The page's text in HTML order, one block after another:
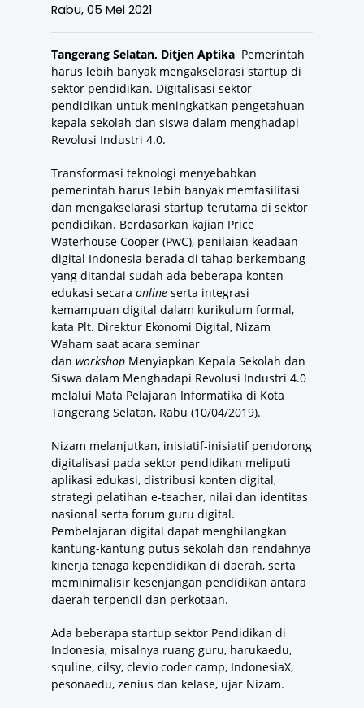
Rabu, 05 Mei 2021
Tangerang Selatan, Ditjen Aptika Pemerintah
harus lebih banyak mengakselarasi startup di
sektor pendidikan. Digitalisasi sektor
pendidikan untuk meningkatkan pengetahuan
kepala sekolah dan siswa dalam menghadapi
Revolusi Industri 4.0.
Transformasi teknologi menyebabkan
pemerintah harus lebih banyak memfasilitasi
dan mengakselarasi startup terutama di sektor
pendidikan. Berdasarkan kajian Price
Waterhouse Cooper (PwC), penilaian keadaan
digital Indonesia berada di tahap berkembang
yang ditandai sudah ada beberapa konten
edukasi secara online serta integrasi
kemampuan digital dalam kurikulum formal,
kata Plt. Direktur Ekonomi Digital, Nizam
Waham saat acara seminar
dan workshop Menyiapkan Kepala Sekolah dan
Siswa dalam Menghadapi Revolusi Industri 4.0
melalui Mata Pelajaran Informatika di Kota
Tangerang Selatan, Rabu (10/04/2019).
Nizam melanjutkan, inisiatif-inisiatif pendorong
digitalisasi pada sektor pendidikan meliputi
aplikasi edukasi, distribusi konten digital,
strategi pelatihan e-teacher, nilai dan identitas
nasional serta forum guru digital.
Pembelajaran digital dapat menghilangkan
kantung-kantung putus sekolah dan rendahnya
kinerja tenaga kependidikan di daerah, serta
meminimalisir kesenjangan pendidikan antara
daerah terpencil dan perkotaan.
Ada beberapa startup sektor Pendidikan di
Indonesia, misalnya ruang guru, harukaedu,
squline, cilsy, clevio coder camp, IndonesiaX,
pesonaedu, zenius dan kelase, ujar Nizam.